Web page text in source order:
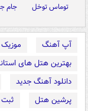
توماس توخل جام
آپ آهنگ
بهترین هتل های
دانلود آهنگ جدید
پرشین هتل
ثبت